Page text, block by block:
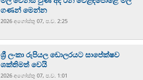
ගණන් මෙන්න
2026 අගෝස්‍තු 07, ප.ව. 2:25
ශ්‍රී ලංකා රුපියල ඩොලරයට සාපේක්ෂව
ශක්තිමත් වෙයි
2026 අගෝස්‍තු 07, ප.ව. 1:01